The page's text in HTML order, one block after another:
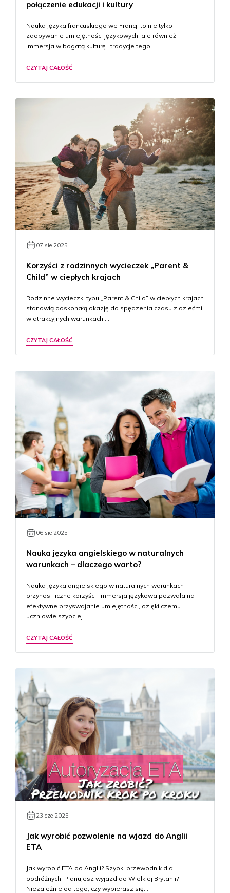
połączenie edukacji i kultury
Nauka języka francuskiego we Francji to nie tylko
zdobywanie umiejętności językowych, ale również
immersja w bogatą kulturę i tradycje tego…
CZYTAJ CAŁOŚĆ
07 sie 2025
Korzyści z rodzinnych wycieczek „Parent &
Child” w ciepłych krajach
Rodzinne wycieczki typu „Parent & Child” w ciepłych krajach
stanowią doskonałą okazję do spędzenia czasu z dziećmi
w atrakcyjnych warunkach….
CZYTAJ CAŁOŚĆ
06 sie 2025
Nauka języka angielskiego w naturalnych
warunkach – dlaczego warto?
Nauka języka angielskiego w naturalnych warunkach
przynosi liczne korzyści. Immersja językowa pozwala na
efektywne przyswajanie umiejętności, dzięki czemu
uczniowie szybciej…
CZYTAJ CAŁOŚĆ
23 cze 2025
Jak wyrobić pozwolenie na wjazd do Anglii
ETA
Jak wyrobić ETA do Anglii? Szybki przewodnik dla
podróżnych Planujesz wyjazd do Wielkiej Brytanii?
Niezależnie od tego, czy wybierasz się…